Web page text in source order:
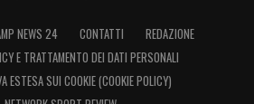
NEWS 24 CONTATTI
REDAZIONE
E TRATTAMENTO DEI DATI PERSONALI
ESTESA SUI COOKIE (COOKIE POLICY)